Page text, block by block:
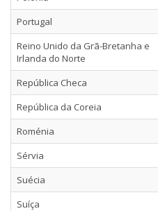
Portugal
Reino Unido da Grã-Bretanha e
Irlanda do Norte
República Checa
República da Coreia
Roménia
Sérvia
Suécia
Suíça